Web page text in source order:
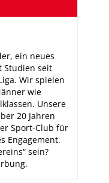
ein neues
Studien seit
Wir spielen
wie
Unsere
20 Jahren
Sport-Club für
Engagement.
sein?